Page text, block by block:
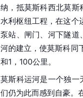
纳，抵莫斯科西北莫斯
水利枢纽工程，在这
泵站、闸门、河下隧
河的建立，使莫斯科同
和1，100公里。
莫斯科运河是一个独
们仍为此而感到自豪。